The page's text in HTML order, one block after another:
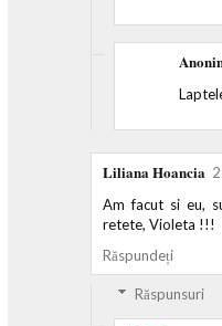
Liliana Hoancia
Am facut si eu,
retete, Violeta !!!
Răspundeți
Răspunsuri